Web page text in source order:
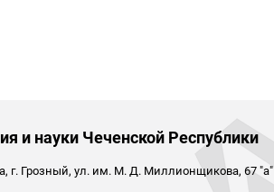
и науки Чеченской Республики
г. Грозный, ул. им. М. Д. Миллионщикова, 67 "а"